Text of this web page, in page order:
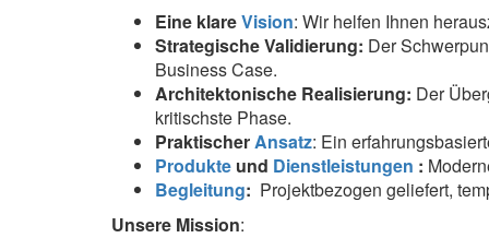
Eine klareVision: Wir helfen Ihnen
Strategische Validierung: Der
Business Case.
Architektonische Realisierung: Der
kritischste Phase.
Praktischer Ansatz: Ein
Produkte und Dienstleistungen :
Begleitung: Projektbezogen geliefert,
Unsere Mission: